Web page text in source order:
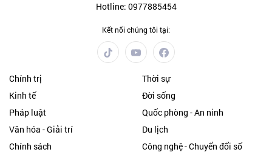
Hotline: 0977885454
Kết nối chúng tôi tại:
Chính trị
Thời sự
Kinh tế
Đời sống
Pháp luật
Quốc phòng - An ninh
Văn hóa - Giải trí
Du lịch
Chính sách
Công nghệ - Chuyển đổi số